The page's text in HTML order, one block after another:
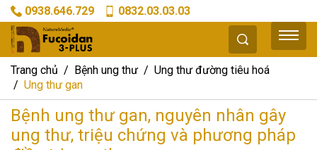
0938.646.729 0832.03.03.03
Trang chủ Bệnh ung thư
Ung thư đường tiêu hoá
Ung thư gan
Bệnh ung thư gan, nguyên nhân gây
ung thư, triệu chứng và phương pháp